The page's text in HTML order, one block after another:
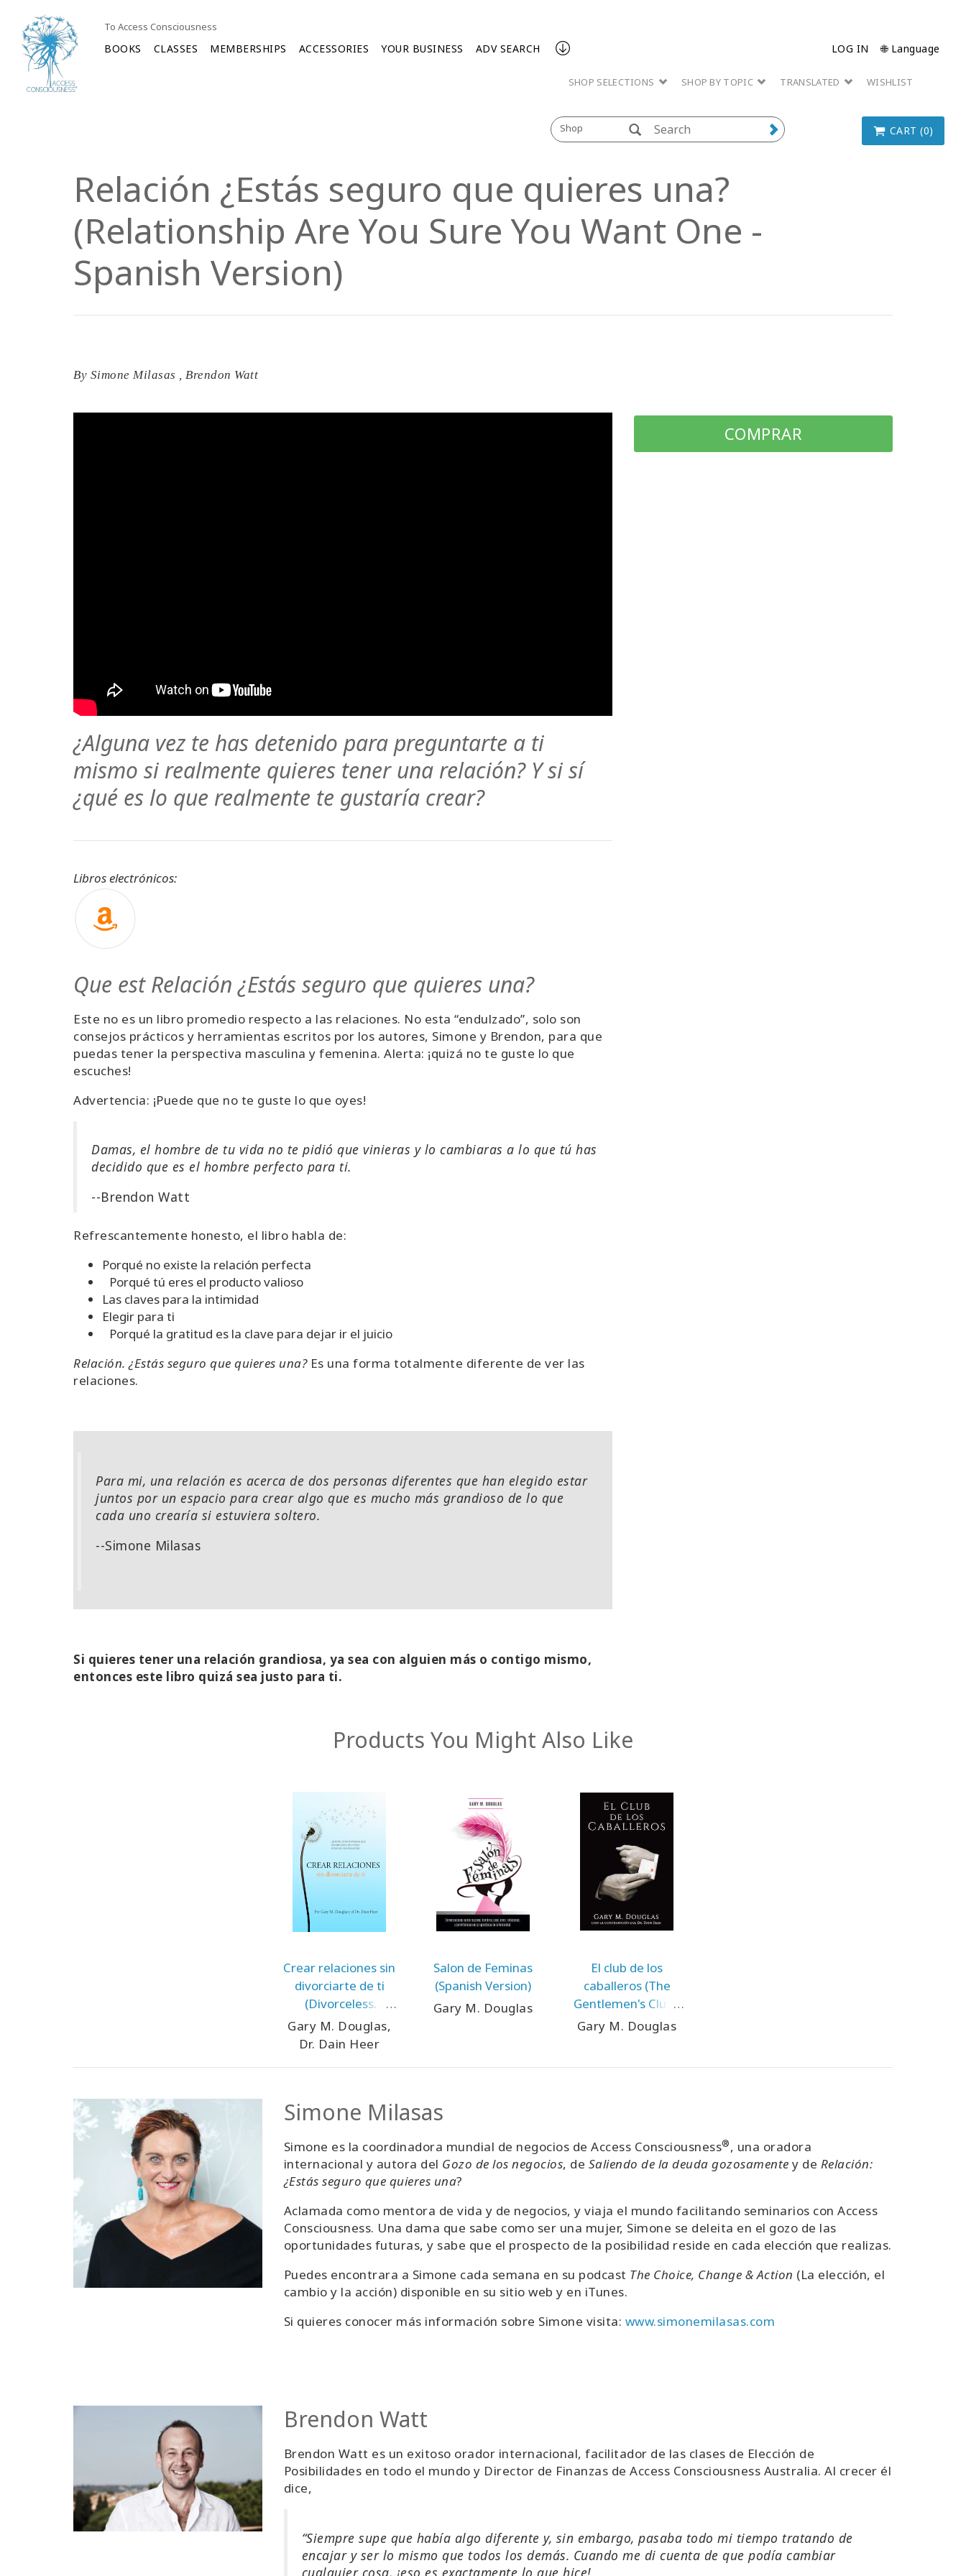
To Access Consciousness
BOOKS CLASSES MEMBERSHIPS ACCESSORIES YOUR BUSINESS ADV SEARCH LOG IN 🌐 Language
SHOP SELECTIONS SHOP BY TOPIC TRANSLATED WISHLIST
Shop CART (0)
Relación ¿Estás seguro que quieres una?
(Relationship Are You Sure You Want One -
Spanish Version)
By Simone Milasas , Brendon Watt
¿Alguna vez te has detenido para preguntarte a ti
mismo si realmente quieres tener una relación? Y si sí
¿qué es lo que realmente te gustaría crear?
Libros electrónicos:
COMPRAR
Que est Relación ¿Estás seguro que quieres una?
Este no es un libro promedio respecto a las relaciones. No esta “endulzado”, solo son
consejos prácticos y herramientas escritos por los autores, Simone y Brendon, para que
puedas tener la perspectiva masculina y femenina. Alerta: ¡quizá no te guste lo que
escuches!
Advertencia: ¡Puede que no te guste lo que oyes!
Damas, el hombre de tu vida no te pidió que vinieras y lo cambiaras a lo que tú has
decidido que es el hombre perfecto para ti.
--Brendon Watt
Refrescantemente honesto, el libro habla de:
Porqué no existe la relación perfecta
Porqué tú eres el producto valioso
Las claves para la intimidad
Elegir para ti
Porqué la gratitud es la clave para dejar ir el juicio
Relación. ¿Estás seguro que quieres una?Es una forma totalmente diferente de ver las
relaciones.
Para mi, una relación es acerca de dos personas diferentes que han elegido estar
juntos por un espacio para crear algo que es mucho más grandioso de lo que
cada uno crearía si estuviera soltero.
--Simone Milasas
Si quieres tener una relación grandiosa, ya sea con alguien más o contigo mismo,
entonces este libro quizá sea justo para ti.
Products You Might Also Like
Crear relaciones sin
divorciarte de ti
(Divorceless
Relationships -
Spanish Version)
Gary M. Douglas,
Dr. Dain Heer
Salon de Feminas
(Spanish Version)
Gary M. Douglas
El club de los
caballeros (The
Gentlemen's Club -
Spanish Version)
Gary M. Douglas
Simone Milasas
Simone es la coordinadora mundial de negocios de Access Consciousness®, una oradora
internacional y autora del Gozo de los negocios, de Saliendo de la deuda gozosamente y de Relación:
¿Estás seguro que quieres una?
Aclamada como mentora de vida y de negocios, y viaja el mundo facilitando seminarios con Access
Consciousness. Una dama que sabe como ser una mujer, Simone se deleita en el gozo de las
oportunidades futuras, y sabe que el prospecto de la posibilidad reside en cada elección que realizas.
Puedes encontrara a Simone cada semana en su podcast The Choice, Change & Action (La elección, el
cambio y la acción) disponible en su sitio web y en iTunes.
Si quieres conocer más información sobre Simone visita: www.simonemilasas.com
Brendon Watt
Brendon Watt es un exitoso orador internacional, facilitador de las clases de Elección de
Posibilidades en todo el mundo y Director de Finanzas de Access Consciousness Australia. Al crecer él
dice,
“Siempre supe que había algo diferente y, sin embargo, pasaba todo mi tiempo tratando de
encajar y ser lo mismo que todos los demás. Cuando me di cuenta de que podía cambiar
cualquier cosa, ¡eso es exactamente lo que hice!